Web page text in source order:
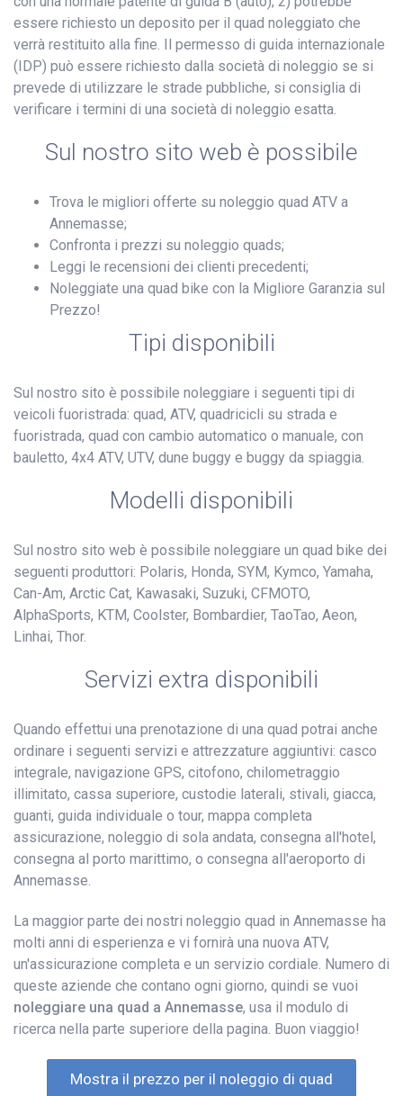
essere richiesto un deposito per il quad noleggiato che
verrà restituito alla fine. Il permesso di guida internazionale
(IDP) può essere richiesto dalla società di noleggio se si
prevede di utilizzare le strade pubbliche, si consiglia di
verificare i termini di una società di noleggio esatta.
Sul nostro sito web è possibile
Trova le migliori offerte su noleggio quad ATV a
Annemasse;
Confronta i prezzi su noleggio quads;
Leggi le recensioni dei clienti precedenti;
Noleggiate una quad bike con la Migliore Garanzia sul
Prezzo!
Tipi disponibili
Sul nostro sito è possibile noleggiare i seguenti tipi di
veicoli fuoristrada: quad, ATV, quadricicli su strada e
fuoristrada, quad con cambio automatico o manuale, con
bauletto, 4x4 ATV, UTV, dune buggy e buggy da spiaggia.
Modelli disponibili
Sul nostro sito web è possibile noleggiare un quad bike dei
seguenti produttori: Polaris, Honda, SYM, Kymco, Yamaha,
Can-Am, Arctic Cat, Kawasaki, Suzuki, CFMOTO,
AlphaSports, KTM, Coolster, Bombardier, TaoTao, Aeon,
Linhai, Thor.
Servizi extra disponibili
Quando effettui una prenotazione di una quad potrai anche
ordinare i seguenti servizi e attrezzature aggiuntivi: casco
integrale, navigazione GPS, citofono, chilometraggio
illimitato, cassa superiore, custodie laterali, stivali, giacca,
guanti, guida individuale o tour, mappa completa
assicurazione, noleggio di sola andata, consegna all'hotel,
consegna al porto marittimo, o consegna all'aeroporto di
Annemasse.
La maggior parte dei nostri noleggio quad in Annemasse ha
molti anni di esperienza e vi fornirà una nuova ATV,
un'assicurazione completa e un servizio cordiale. Numero di
queste aziende che contano ogni giorno, quindi se vuoi
noleggiare una quad a Annemasse, usa il modulo di
ricerca nella parte superiore della pagina. Buon viaggio!
Mostra il prezzo per il noleggio di quad